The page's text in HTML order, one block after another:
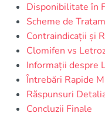
Disponibilitate în
Scheme de
Contraindicații și
Clomifen vs
Informații despre
Întrebări Rapide
Răspunsuri
Concluzii Finale